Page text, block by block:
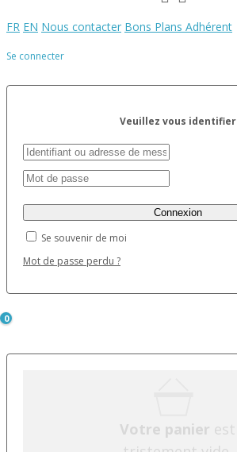
FR EN Nous contacter Bons Plans Adhérent
Se connecter
Veuillez vous identifier
Se souvenir de moi
Mot de passe perdu ?
0
Votre panier est